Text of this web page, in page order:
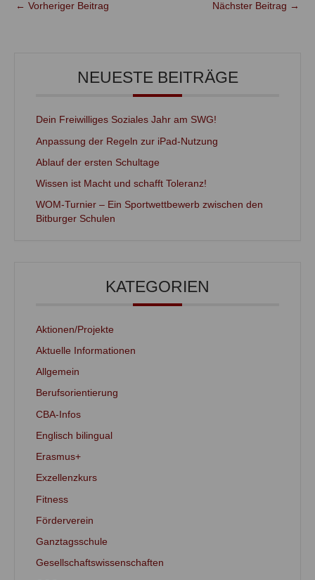
← Vorheriger Beitrag Nächster Beitrag →
NEUESTE BEITRÄGE
Dein Freiwilliges Soziales Jahr am SWG!
Anpassung der Regeln zur iPad-Nutzung
Ablauf der ersten Schultage
Wissen ist Macht und schafft Toleranz!
WOM-Turnier – Ein Sportwettbewerb zwischen den
Bitburger Schulen
KATEGORIEN
Aktionen/Projekte
Aktuelle Informationen
Allgemein
Berufsorientierung
CBA-Infos
Englisch bilingual
Erasmus+
Exzellenzkurs
Fitness
Förderverein
Ganztagsschule
Gesellschaftswissenschaften